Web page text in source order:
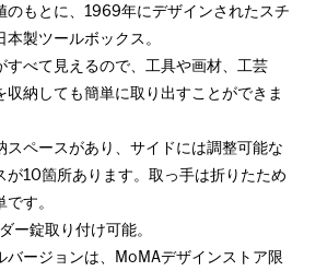
のもとに、1969年にデザインされたスチ
製ツールボックス。
すべて見えるので、工具や画材、工芸
収納しても簡単に取り出すことができま
スペースがあり、サイドには調整可能な
が10箇所あります。取っ手は折りたため
す。
ー錠取り付け可能。
バージョンは、MoMAデザインストア限